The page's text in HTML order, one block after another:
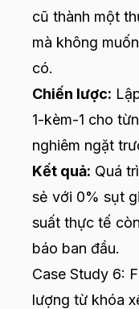
cũ thành một
mà không
có.
Chiến lược:
1-kèm-1 cho
nghiêm ngặt
Kết quả: Quá
sẻ với 0% sụt
suất thực tế
báo ban đầu.
Case Study 6:
lượng từ khóa